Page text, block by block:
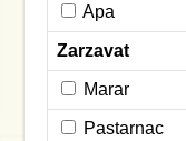
Apa
Zarzavat
Marar
Pastarnac